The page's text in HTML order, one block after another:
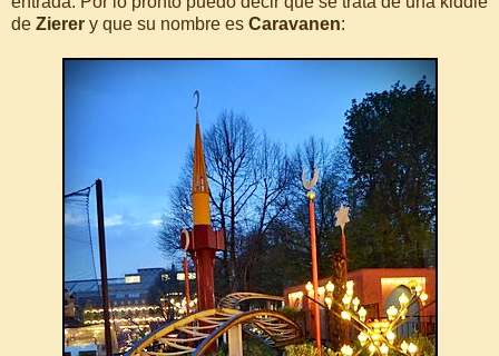
de Zierer y que su nombre es Caravanen: